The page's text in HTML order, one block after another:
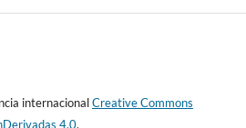
internacionalCreative Commons
4.0.